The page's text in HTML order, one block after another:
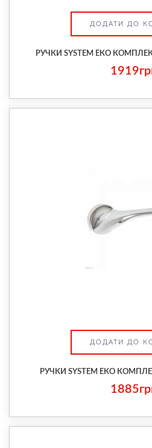
ДОДАТИ ДО
РУЧКИ SYSTEM ЕКО
ДОДАТИ ДО
РУЧКИ SYSTEM ЕКО